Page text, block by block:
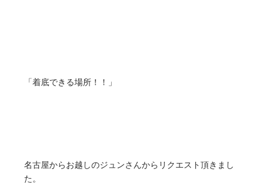
「着底できる場所！！」
名古屋からお越しのジュンさんからリクエスト頂きまし
た。